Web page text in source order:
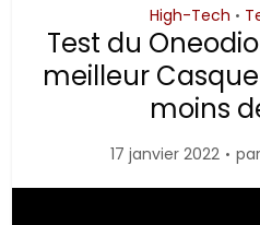
High-Tech •
Test du
meilleur
moins
17 janvier 2022 par